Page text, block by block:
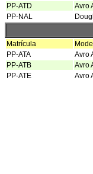
PP-ATD
Avro
PP-NAL
Matrícula
PP-ATA
Avro
PP-ATB
Avro
PP-ATE
Avro